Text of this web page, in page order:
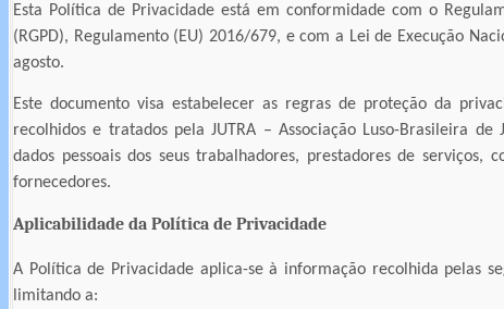
Esta Política de Privacidade está em conformidade com o
(RGPD), Regulamento (EU) 2016/679, e com a Lei de Execução
agosto.
Este documento visa estabelecer as regras de proteção da
recolhidos e tratados pela JUTRA – Associação Luso-Brasileira de
dados pessoais dos seus trabalhadores, prestadores de serviços,
fornecedores.
Aplicabilidade da Política de Privacidade
A Política de Privacidade aplica-se à informação recolhida pelas
limitando a: